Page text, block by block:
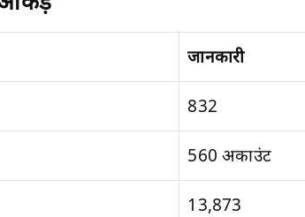
जानकारी
832
560 अकाउंट
13,873